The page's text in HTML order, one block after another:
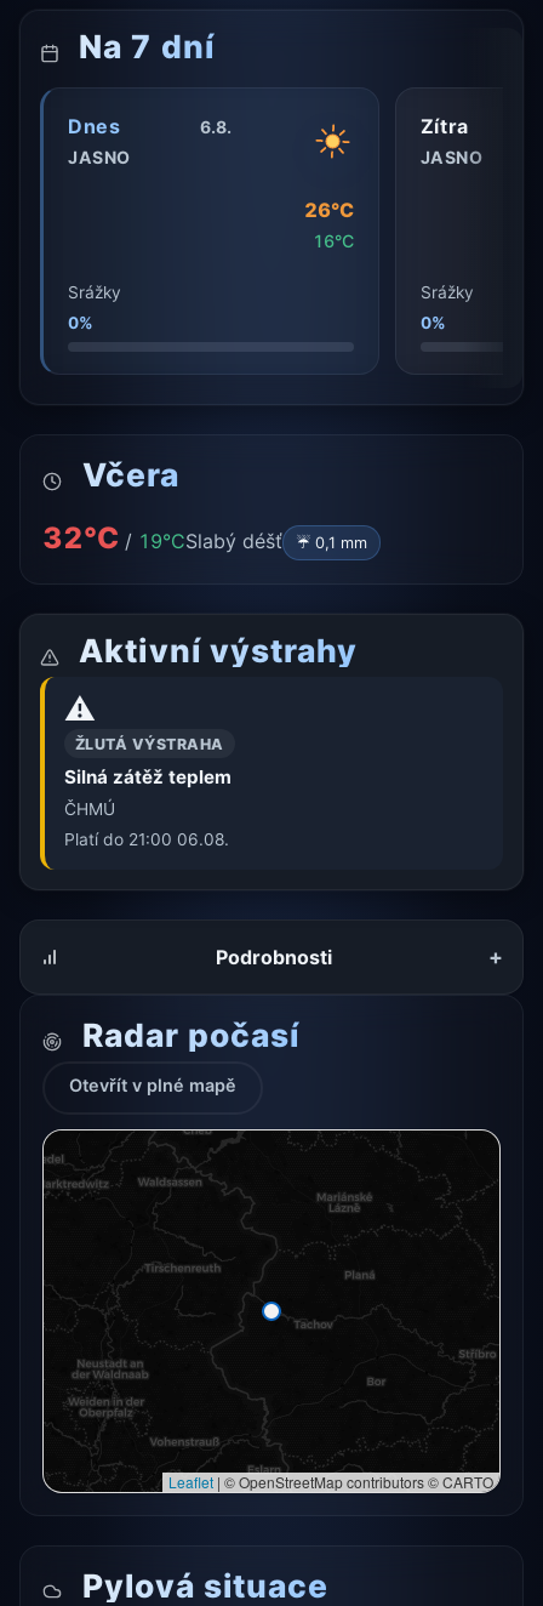
Na 7 dní
Dnes
6.8.
JASNO
26°C
16°C
Srážky
0%
Zítra
JASNO
Srážky
0%
Včera
32°C / 19°CSlabý déšť ☔ 0,1 mm
Aktivní výstrahy
⚠️
ŽLUTÁ VÝSTRAHA
Silná zátěž teplem
ČHMÚ
Platí do 21:00 06.08.
Podrobnosti +
Radar počasí
Otevřít v plné mapě
Radarový snímek momentálně není dostupný.
Otevřít v plné mapě
Zkusit znovu
Leaflet | © OpenStreetMap contributors © CARTO
Pylová situace